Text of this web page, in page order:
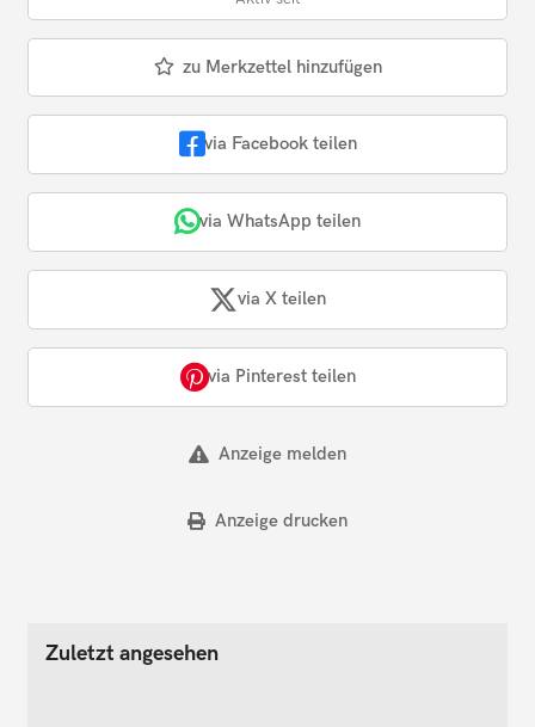
zu Merkzettel hinzufügen
via Facebook teilen
via WhatsApp teilen
via X teilen
via Pinterest teilen
Anzeige melden
Anzeige drucken
Zuletzt angesehen